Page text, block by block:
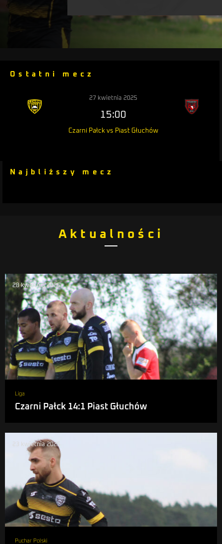
Ostatni mecz
27 kwietnia 2025
15:00
Czarni Pałck vs Piast Głuchów
Najbliższy mecz
Aktualności
28 kwietnia 2025
Liga
Czarni Pałck 14:1 Piast Głuchów
23 kwietnia 2025
Puchar Polski